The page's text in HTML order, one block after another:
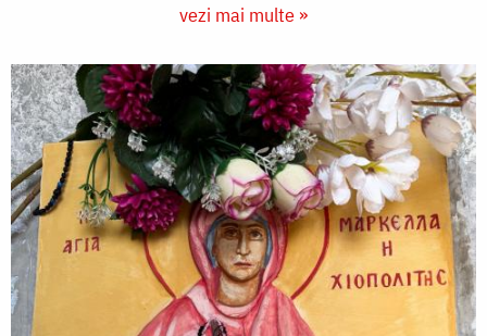
vezi mai multe »